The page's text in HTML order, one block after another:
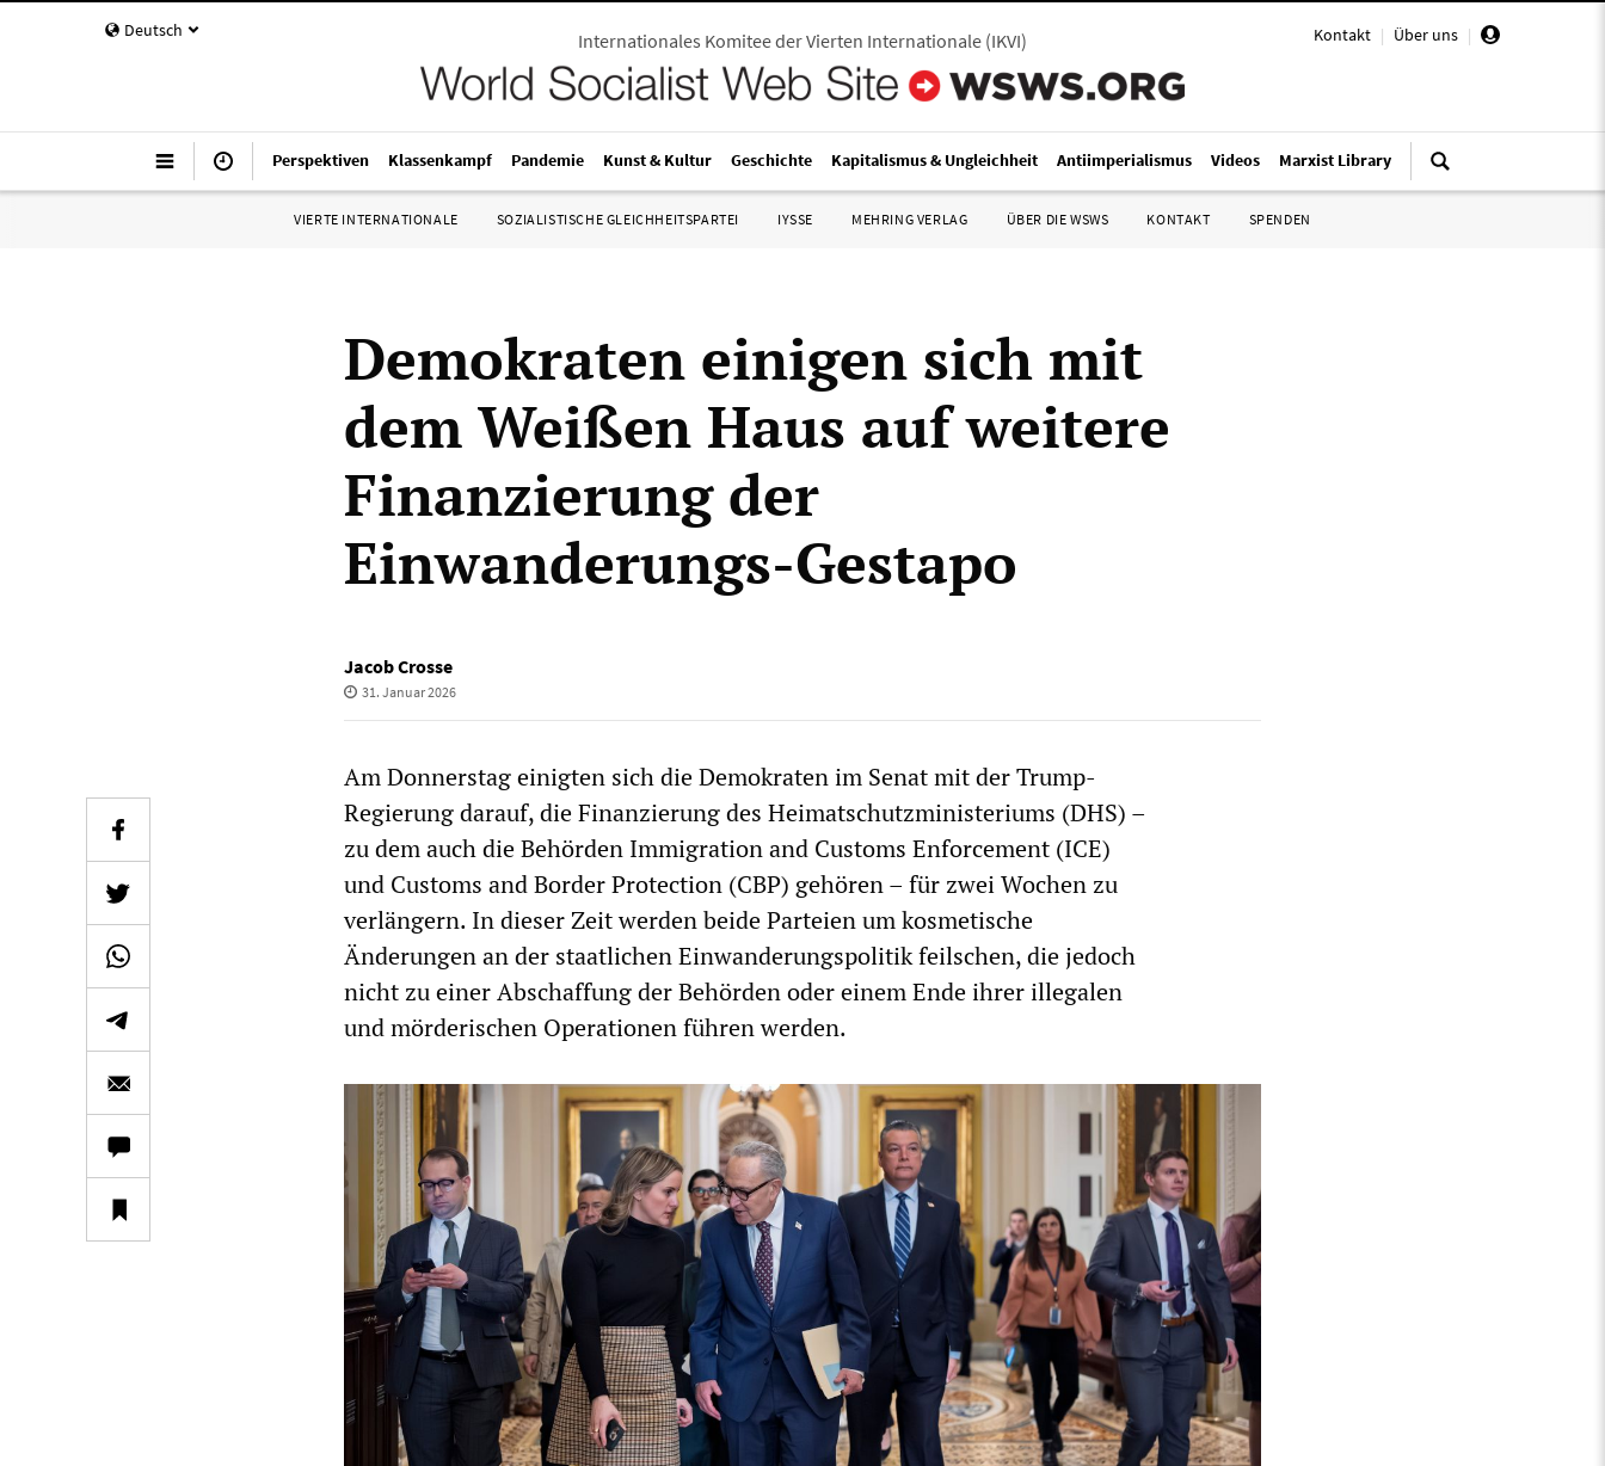
Deutsch Kontakt | Über uns |
Internationales Komitee der Vierten Internationale (IKVI)
Perspektiven Klassenkampf Pandemie Kunst & Kultur Geschichte Kapitalismus & Ungleichheit Antiimperialismus Videos Marxist Library
VIERTE INTERNATIONALE SOZIALISTISCHE GLEICHHEITSPARTEI IYSSE MEHRING VERLAG ÜBER DIE WSWS KONTAKT SPENDEN
Demokraten einigen sich mit
dem Weißen Haus auf weitere
Finanzierung der
Einwanderungs-Gestapo
Jacob Crosse
31. Januar 2026
Am Donnerstag einigten sich die Demokraten im Senat mit der Trump-
Regierung darauf, die Finanzierung des Heimatschutzministeriums (DHS) –
zu dem auch die Behörden Immigration and Customs Enforcement (ICE)
und Customs and Border Protection (CBP) gehören – für zwei Wochen zu
verlängern. In dieser Zeit werden beide Parteien um kosmetische
Änderungen an der staatlichen Einwanderungspolitik feilschen, die jedoch
nicht zu einer Abschaffung der Behörden oder einem Ende ihrer illegalen
und mörderischen Operationen führen werden.